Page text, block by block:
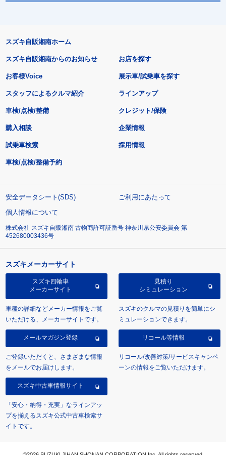
スズキ自販湘南ホーム
スズキ自販湘南からのお知らせ
お客様Voice
スタッフによるクルマ紹介
お店を探す
展示車/試乗車を探す
ラインアップ
車検/点検/整備 クレジット/保険
購入相談
試乗車検索
車検/点検/整備予約
企業情報
採用情報
安全データシート(SDS)
ご利用にあたって
個人情報について
株式会社 スズキ自販湘南 古物商許可証番号 神奈川県公安委員会 第
452680003436号
スズキメーカーサイト
スズキ四輪車
メーカーサイト
車種の詳細などメーカー情報をご覧
いただける、メーカーサイトです。
見積り
シミュレーション
スズキのクルマの見積りを簡単にシ
ミュレーションできます。
メールマガジン登録
ご登録いただくと、さまざまな情報
をメールでお届けします。
リコール等情報
リコール/改善対策/サービスキャンペ
ーンの情報をご覧いただけます。
スズキ中古車情報サイト
「安心・納得・充実」なラインアッ
プを揃えるスズキ公式中古車検索サ
イトです。